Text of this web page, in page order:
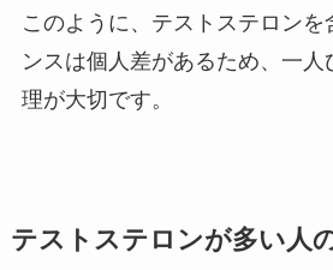
このように、テストステロンを
ンスは個人差があるため、一人
理が大切です。
テストステロンが多い人